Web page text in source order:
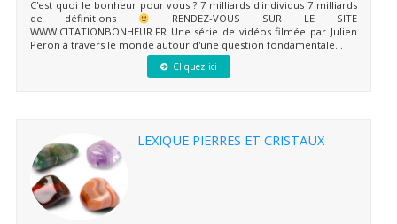
C'est quoi le bonheur pour vous ? 7 milliards d'individus 7 milliards
de définitions
RENDEZ-VOUS SUR LE SITE
WWW.CITATIONBONHEUR.FR Une série de vidéos filmée par Julien
Peron à travers le monde autour d'une question fondamentale...
Cliquez ici
LEXIQUE PIERRES ET CRISTAUX